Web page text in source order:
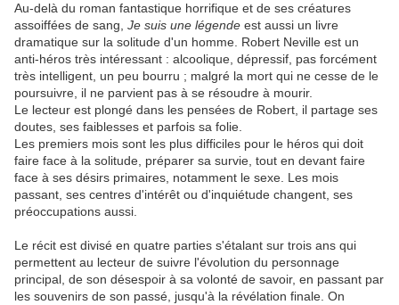
Au-delà du roman fantastique horrifique et de ses créatures
assoiffées de sang, Je suis une légende est aussi un livre
dramatique sur la solitude d'un homme. Robert Neville est un
anti-héros très intéressant : alcoolique, dépressif, pas forcément
très intelligent, un peu bourru ; malgré la mort qui ne cesse de le
poursuivre, il ne parvient pas à se résoudre à mourir.
Le lecteur est plongé dans les pensées de Robert, il partage ses
doutes, ses faiblesses et parfois sa folie.
Les premiers mois sont les plus difficiles pour le héros qui doit
faire face à la solitude, préparer sa survie, tout en devant faire
face à ses désirs primaires, notamment le sexe. Les mois
passant, ses centres d'intérêt ou d'inquiétude changent, ses
préoccupations aussi.
Le récit est divisé en quatre parties s'étalant sur trois ans qui
permettent au lecteur de suivre l'évolution du personnage
principal, de son désespoir à sa volonté de savoir, en passant par
les souvenirs de son passé, jusqu'à la révélation finale. On